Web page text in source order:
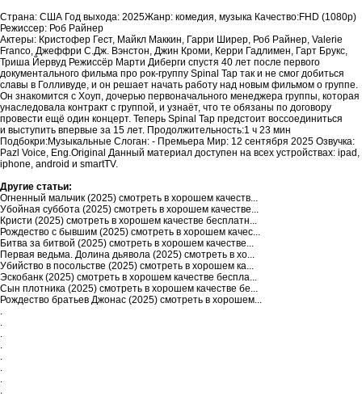
Страна: США Год выхода: 2025Жанр: комедия, музыка Качество:FHD (1080p)
Режиссер: Роб Райнер
Актеры: Кристофер Гест, Майкл Маккин, Гарри Ширер, Роб Райнер, Valerie
Franco, Джеффри С.Дж. Вэнстон, Джин Кроми, Керри Гадлимен, Гарт Брукс,
Триша Йервуд Режиссёр Марти Диберги спустя 40 лет после первого
документального фильма про рок-группу Spinal Tap так и не смог добиться
славы в Голливуде, и он решает начать работу над новым фильмом о группе.
Он знакомится с Хоуп, дочерью первоначального менеджера группы, которая
унаследовала контракт с группой, и узнаёт, что те обязаны по договору
провести ещё один концерт. Теперь Spinal Tap предстоит воссоединиться
и выступить впервые за 15 лет. Продолжительность:1 ч 23 мин
Подбокри:Музыкальные Слоган: - Премьера Мир: 12 сентября 2025 Озвучка:
Pazl Voice, Eng.Original Данный материал доступен на всех устройствах: ipad,
iphone, android и smartTV.
Другие статьи:
Огненный мальчик (2025) смотреть в хорошем качеств...
Убойная суббота (2025) смотреть в хорошем качестве...
Кристи (2025) смотреть в хорошем качестве бесплатн...
Рождество с бывшим (2025) смотреть в хорошем качес...
Битва за битвой (2025) смотреть в хорошем качестве...
Первая ведьма. Долина дьявола (2025) смотреть в хо...
Убийство в посольстве (2025) смотреть в хорошем ка...
Эскобанк (2025) смотреть в хорошем качестве беспла...
Сын плотника (2025) смотреть в хорошем качестве бе...
Рождество братьев Джонас (2025) смотреть в хорошем...
.
.
.
.
.
.
.
.